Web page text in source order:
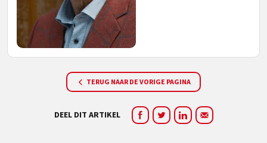
TERUG NAAR DE VORIGE PAGINA
DEEL DIT ARTIKEL